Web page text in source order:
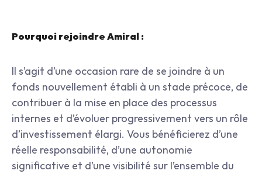
Pourquoi rejoindre Amiral :
Il s’agit d’une occasion rare de se joindre à un
fonds nouvellement établi à un stade précoce, de
contribuer à la mise en place des processus
internes et d’évoluer progressivement vers un rôle
d’investissement élargi. Vous bénéficierez d’une
réelle responsabilité, d’une autonomie
significative et d’une visibilité sur l’ensemble du